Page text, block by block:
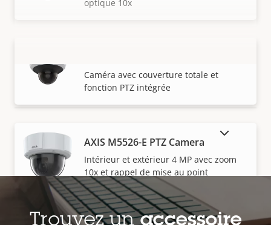
VOIR PLUS
optique 10x
Caméra avec couverture totale et
fonction PTZ intégrée
AXIS M5526-E PTZ Camera
Intérieur et extérieur 4 MP avec zoom
10x et rappel de mise au point
AFFICHER LES PRODUITS ABANDONNÉS